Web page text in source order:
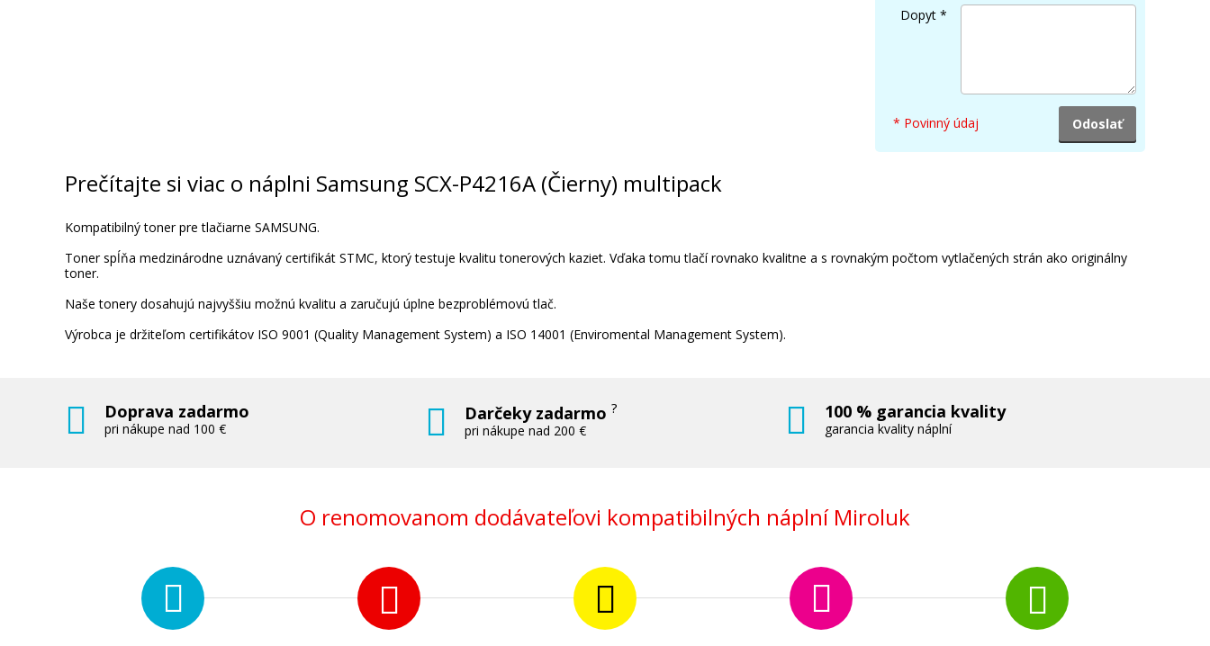
Dopyt *
* Povinný údaj
Prečítajte si viac o náplni Samsung SCX-P4216A (Čierny) multipack
Kompatibilný toner pre tlačiarne SAMSUNG.
Toner spĺňa medzinárodne uznávaný certifikát STMC, ktorý testuje kvalitu tonerových kaziet. Vďaka tomu tlačí rovnako kvalitne a s rovnakým počtom vytlačených strán ako originálny
toner.
Naše tonery dosahujú najvyššiu možnú kvalitu a zaručujú úplne bezproblémovú tlač.
Výrobca je držiteľom certifikátov ISO 9001 (Quality Management System) a ISO 14001 (Enviromental Management System).
Doprava zadarmo
pri nákupe nad 100 €
Darčeky zadarmo?
pri nákupe nad 200 €
100 % garancia kvality
garancia kvality náplní
O renomovanom dodávateľovi kompatibilných náplní Miroluk